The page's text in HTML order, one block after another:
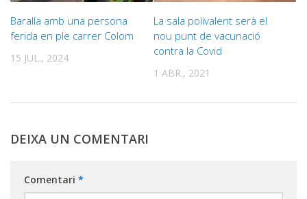
Baralla amb una persona
ferida en ple carrer Colom
15 JUL., 2024
La sala polivalent serà el
nou punt de vacunació
contra la Covid
1 ABR., 2021
DEIXA UN COMENTARI
Comentari *